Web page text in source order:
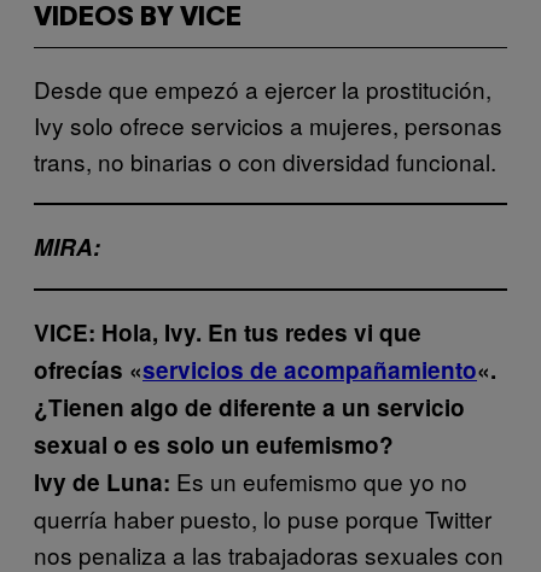
VIDEOS BY VICE
Desde que empezó a ejercer la prostitución,
Ivy solo ofrece servicios a mujeres, personas
trans, no binarias o con diversidad funcional.
MIRA:
VICE: Hola, Ivy. En tus redes vi que
ofrecías «servicios de acompañamiento«.
¿Tienen algo de diferente a un servicio
sexual o es solo un eufemismo?
Ivy de Luna: Es un eufemismo que yo no
querría haber puesto, lo puse porque Twitter
nos penaliza a las trabajadoras sexuales con